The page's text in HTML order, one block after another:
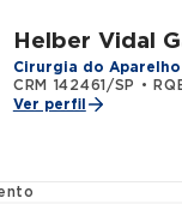
Helber Vidal
Cirurgia do
CRM 142461/SP
•
Ver perfil